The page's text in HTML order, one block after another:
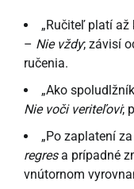
„Ručiteľ platí až
– Nie vždy; závisí
ručenia.
„Ako
Nie voči veriteľovi;
„Po zaplatení
regresa prípadné
vnútornom